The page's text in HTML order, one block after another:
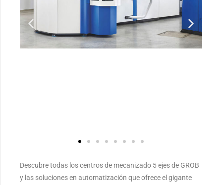
Descubre todas los centros de mecanizado 5 ejes de GROB
y las soluciones en automatización que ofrece el gigante